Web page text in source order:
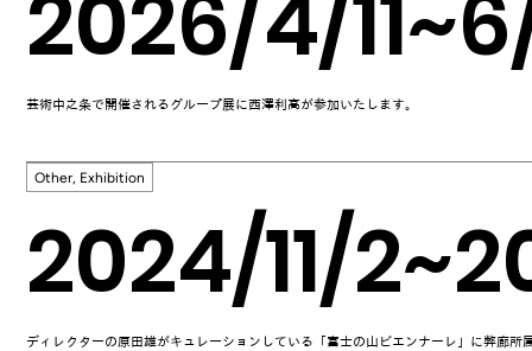
2026/4/
芸術中之条で開催されるグループ展に西澤利高が参加いたします。
2024/11/
Other, Exhibition
ディレクターの原田雄がキュレーションしている「富士の山ビエンナーレ」に弊廊所